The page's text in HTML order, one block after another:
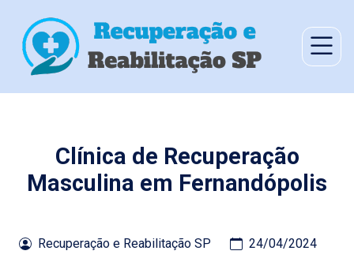
Clínica de Recuperação
Masculina em Fernandópolis
Recuperação e Reabilitação SP 24/04/2024